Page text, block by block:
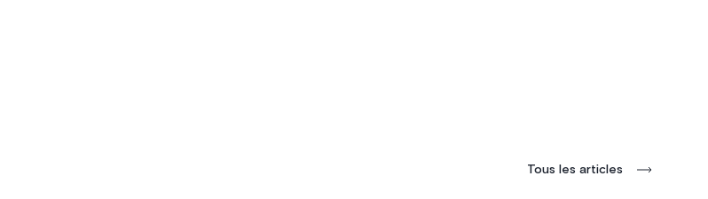
Tous les articles